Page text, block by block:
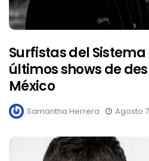
Surfistas del
últimos shows de
México
Samantha Herrera Agosto